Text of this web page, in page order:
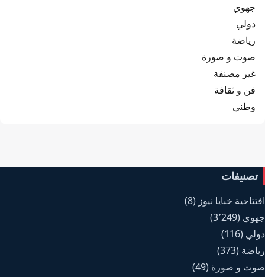
جهوي
دولي
رياضة
صوت و صورة
غير مصنفة
فن و ثقافة
وطني
تصنيفات
افتتاحية خبايا نيوز (8)
جهوي (3٬249)
دولي (116)
رياضة (373)
صوت و صورة (49)